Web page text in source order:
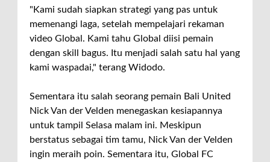
"Kami sudah siapkan strategi yang pas untuk
memenangi laga, setelah mempelajari rekaman
video Global. Kami tahu Global diisi pemain
dengan skill bagus. Itu menjadi salah satu hal yang
kami waspadai," terang Widodo.
Sementara itu salah seorang pemain Bali United
Nick Van der Velden menegaskan kesiapannya
untuk tampil Selasa malam ini. Meskipun
berstatus sebagai tim tamu, Nick Van der Velden
ingin meraih poin. Sementara itu, Global FC